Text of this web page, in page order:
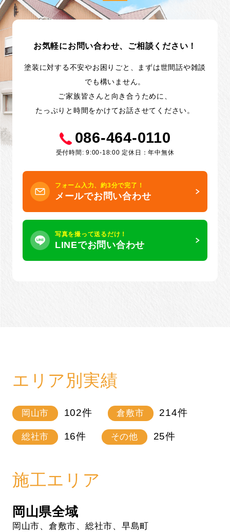
お気軽にお問い合わせ、ご相談ください！
塗装に対する不安やお困りごと、まずは世間話や雑談
でも構いません。
ご家族皆さんと向き合うために、
たっぷりと時間をかけてお話させてください。
086-464-0110
受付時間: 9:00-18:00 定休日：年中無休
フォーム入力、約3分で完了！
メールでお問い合わせ
写真を撮って送るだけ！
LINEでお問い合わせ
エリア別実績
岡山市 102件 倉敷市 214件
総社市 16件 その他 25件
施工エリア
岡山県全域
岡山市、倉敷市、総社市、早島町